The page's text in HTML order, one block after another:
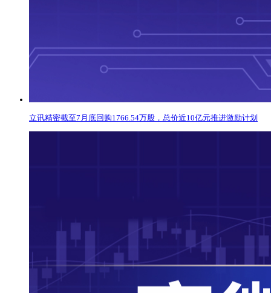
立讯精密截至7月底回购1766.54万股，总价近10亿元推进激励计划